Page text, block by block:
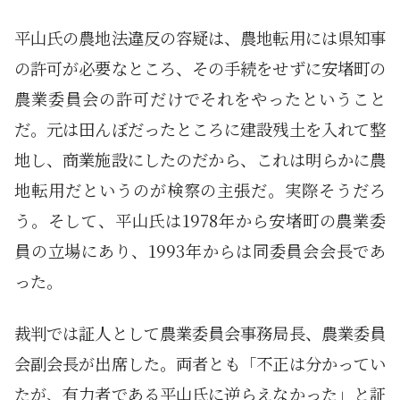
平山氏の農地法違反の容疑は、農地転用には県知事
の許可が必要なところ、その手続をせずに安堵町の
農業委員会の許可だけでそれをやったということ
だ。元は田んぼだったところに建設残土を入れて整
地し、商業施設にしたのだから、これは明らかに農
地転用だというのが検察の主張だ。実際そうだろ
う。そして、平山氏は1978年から安堵町の農業委
員の立場にあり、1993年からは同委員会会長であ
った。
裁判では証人として農業委員会事務局長、農業委員
会副会長が出席した。両者とも「不正は分かってい
たが、有力者である平山氏に逆らえなかった」と証